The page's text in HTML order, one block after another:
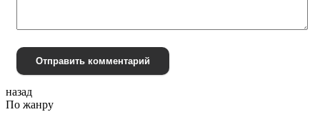
Отправить комментарий
назад
По жанру